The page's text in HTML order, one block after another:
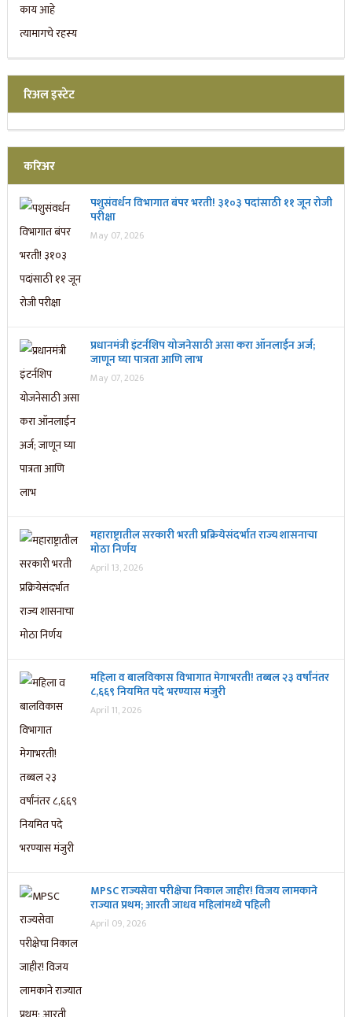
रिअल इस्टेट
करिअर
पशुसंवर्धन विभागात बंपर भरती! ३१०३ पदांसाठी ११ जून रोजी
परीक्षा
May 07, 2026
प्रधानमंत्री इंटर्नशिप योजनेसाठी असा करा ऑनलाईन अर्ज;
जाणून घ्या पात्रता आणि लाभ
May 07, 2026
महाराष्ट्रातील सरकारी भरती प्रक्रियेसंदर्भात राज्य शासनाचा
मोठा निर्णय
April 13, 2026
महिला व बालविकास विभागात मेगाभरती! तब्बल २३ वर्षांनंतर
८,६६९ नियमित पदे भरण्यास मंजुरी
April 11, 2026
MPSC राज्यसेवा परीक्षेचा निकाल जाहीर! विजय लामकाने
राज्यात प्रथम; आरती जाधव महिलांमध्ये पहिली
April 09, 2026